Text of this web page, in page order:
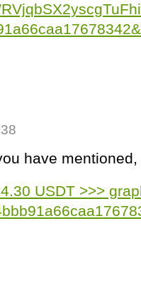
have
USDT >>>